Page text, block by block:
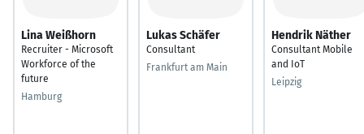
Lina Weißhorn
Recruiter - Microsoft
Workforce of the
future
Hamburg
Lukas Schäfer
Consultant
Frankfurt am Main
Hendrik Näther
Consultant Mobile
and IoT
Leipzig